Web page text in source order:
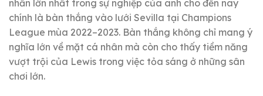
nhấn lớn nhất trong sự nghiệp của anh cho đến nay
chính là bàn thắng vào lưới Sevilla tại Champions
League mùa 2022–2023. Bàn thắng không chỉ mang ý
nghĩa lớn về mặt cá nhân mà còn cho thấy tiềm năng
vượt trội của Lewis trong việc tỏa sáng ở những sân
chơi lớn.